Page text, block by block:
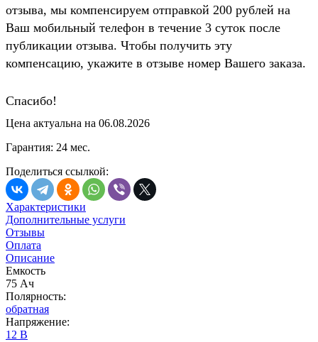
отзыва, мы компенсируем отправкой 200 рублей на
Ваш мобильный телефон в течение 3 суток после
публикации отзыва. Чтобы получить эту
компенсацию, укажите в отзыве номер Вашего заказа.
Спасибо!
Цена актуальна на 06.08.2026
Гарантия: 24 мес.
Поделиться ссылкой:
Характеристики
Дополнительные услуги
Отзывы
Оплата
Описание
Емкость
75 Ач
Полярность:
обратная
Напряжение:
12 В